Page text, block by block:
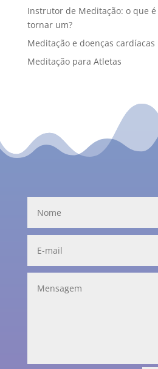
Instrutor de Meditação: o que
tornar um?
Meditação e doenças cardíacas
Meditação para Atletas